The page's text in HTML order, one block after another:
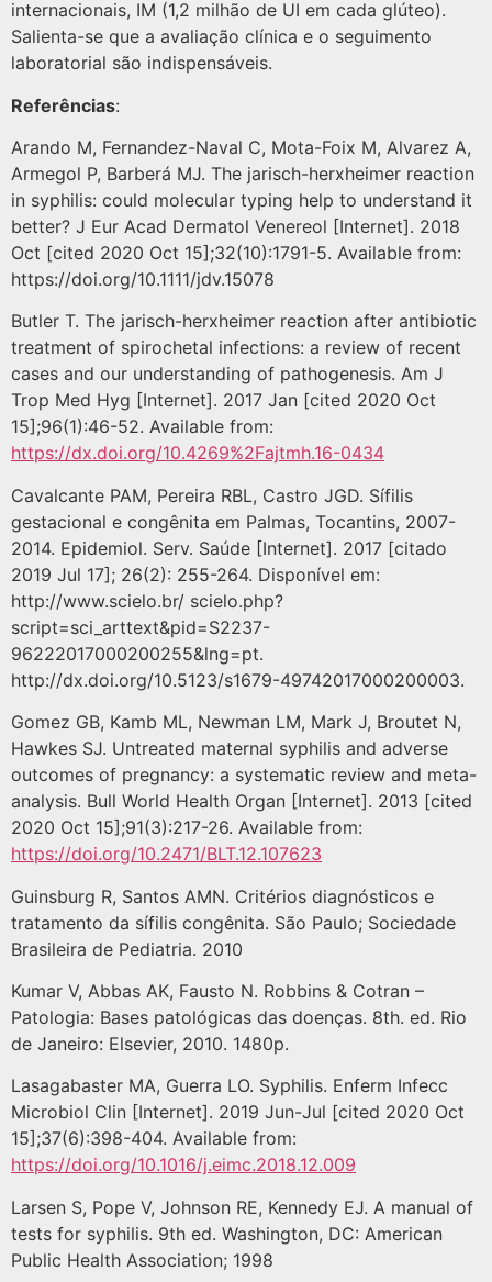
internacionais, IM (1,2 milhão de UI em cada glúteo).
Salienta-se que a avaliação clínica e o seguimento
laboratorial são indispensáveis.
Referências:
Arando M, Fernandez-Naval C, Mota-Foix M, Alvarez A,
Armegol P, Barberá MJ. The jarisch-herxheimer reaction
in syphilis: could molecular typing help to understand it
better? J Eur Acad Dermatol Venereol [Internet]. 2018
Oct [cited 2020 Oct 15];32(10):1791-5. Available from:
https://doi.org/10.1111/jdv.15078
Butler T. The jarisch-herxheimer reaction after antibiotic
treatment of spirochetal infections: a review of recent
cases and our understanding of pathogenesis. Am J
Trop Med Hyg [Internet]. 2017 Jan [cited 2020 Oct
15];96(1):46-52. Available from:
https://dx.doi.org/10.4269%2Fajtmh.16-0434
Cavalcante PAM, Pereira RBL, Castro JGD. Sífilis
gestacional e congênita em Palmas, Tocantins, 2007-
2014. Epidemiol. Serv. Saúde [Internet]. 2017 [citado
2019 Jul 17]; 26(2): 255-264. Disponível em:
http://www.scielo.br/ scielo.php?
script=sci_arttext&pid=S2237-
96222017000200255&lng=pt.
http://dx.doi.org/10.5123/s1679-49742017000200003.
Gomez GB, Kamb ML, Newman LM, Mark J, Broutet N,
Hawkes SJ. Untreated maternal syphilis and adverse
outcomes of pregnancy: a systematic review and meta-
analysis. Bull World Health Organ [Internet]. 2013 [cited
2020 Oct 15];91(3):217-26. Available from:
https://doi.org/10.2471/BLT.12.107623
Guinsburg R, Santos AMN. Critérios diagnósticos e
tratamento da sífilis congênita. São Paulo; Sociedade
Brasileira de Pediatria. 2010
Kumar V, Abbas AK, Fausto N. Robbins & Cotran –
Patologia: Bases patológicas das doenças. 8th. ed. Rio
de Janeiro: Elsevier, 2010. 1480p.
Lasagabaster MA, Guerra LO. Syphilis. Enferm Infecc
Microbiol Clin [Internet]. 2019 Jun-Jul [cited 2020 Oct
15];37(6):398-404. Available from:
https://doi.org/10.1016/j.eimc.2018.12.009
Larsen S, Pope V, Johnson RE, Kennedy EJ. A manual of
tests for syphilis. 9th ed. Washington, DC: American
Public Health Association; 1998